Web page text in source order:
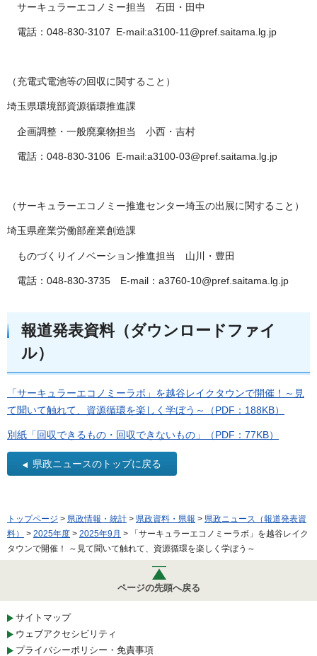
サーキュラーエコノミー担当 石田・田中
電話：048-830-3107 E-mail:a3100-11@pref.saitama.lg.jp
（充電式電池等の回収に関すること）
埼玉県環境部資源循環推進課
企画調整・一般廃棄物担当 小西・吉村
電話：048-830-3106 E-mail:a3100-03@pref.saitama.lg.jp
（サーキュラーエコノミー推進センター埼玉の出展に関すること）
埼玉県産業労働部産業創造課
ものづくりイノベーション推進担当 山川・豊田
電話：048-830-3735 E-mail：a3760-10@pref.saitama.lg.jp
報道発表資料（ダウンロードファイ
ル）
「サーキュラーエコノミーラボ」を越谷レイクタウンで開催！～見
て聞いて触れて、資源循環を楽しく学ぼう～（PDF：188KB）
別紙「回収できるもの・回収できないもの」（PDF：77KB）
県政ニュースのトップに戻る
トップページ > 県政情報・統計 > 県政資料・県報 > 県政ニュース（報道発表資
料）
> 2025年度 > 2025年9月 > 「サーキュラーエコノミーラボ」を越谷レイク
タウンで開催！ ～見て聞いて触れて、資源循環を楽しく学ぼう～
ページの先頭へ戻る
サイトマップ
ウェブアクセシビリティ
プライバシーポリシー・免責事項